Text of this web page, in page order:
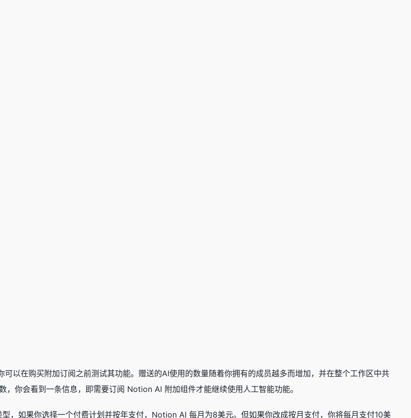
以在购买附加订阅之前测试其功能。赠送的AI使用的数量随着你拥有的成员越多而增加，并在整个工作区中共
，你会看到一条信息，即需要订阅 Notion AI 附加组件才能继续使用人工智能功能。
，如果你选择一个付费计划并按年支付，Notion AI 每月为8美元。但如果你改成按月支付，你将每月支付10美